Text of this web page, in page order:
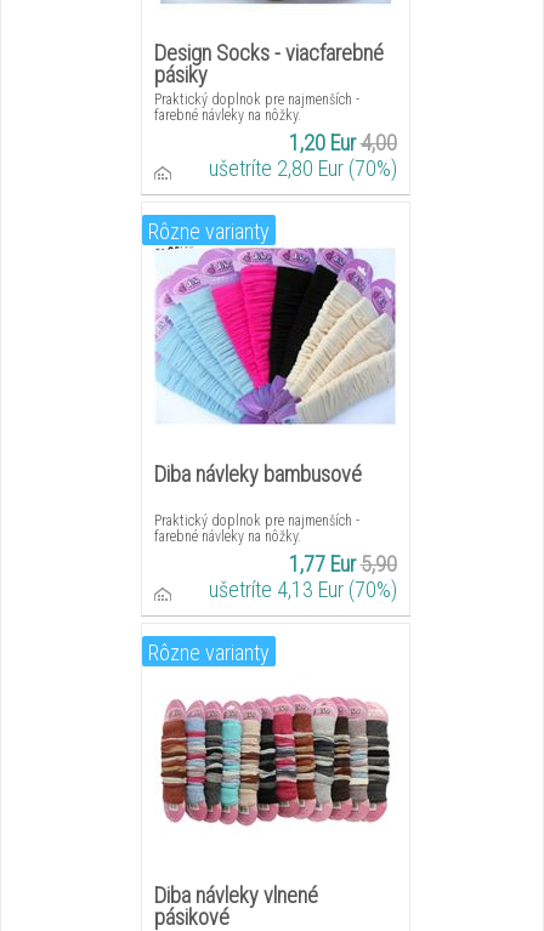
Design Socks - viacfarebné
pásiky
Praktický doplnok pre najmenších -
farebné návleky na nôžky.
1,20 Eur4,00
ušetríte 2,80 Eur (70%)
Rôzne varianty
Diba návleky bambusové
Praktický doplnok pre najmenších -
farebné návleky na nôžky.
1,77 Eur5,90
ušetríte 4,13 Eur (70%)
Rôzne varianty
Diba návleky vlnené
pásikové